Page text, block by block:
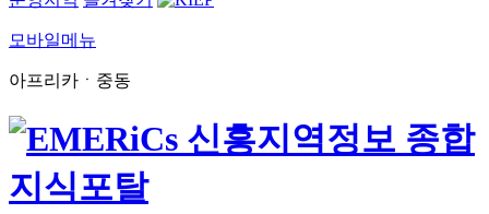
모바일메뉴
아프리카ㆍ중동